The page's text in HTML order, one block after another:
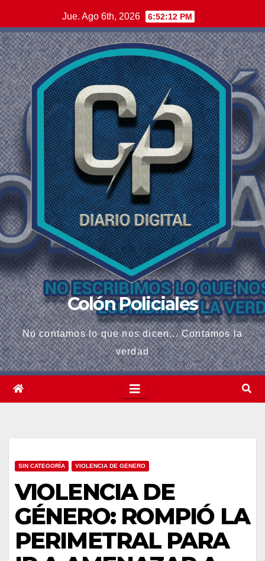
al
contenido
Jue. Ago 6th, 2026 6:52:13 PM
Colón Policiales
No contamos lo que nos dicen... Contamos la
verdad
SIN CATEGORÍA VIOLENCIA DE GENERO
VIOLENCIA DE
GÉNERO: ROMPIÓ LA
PERIMETRAL PARA